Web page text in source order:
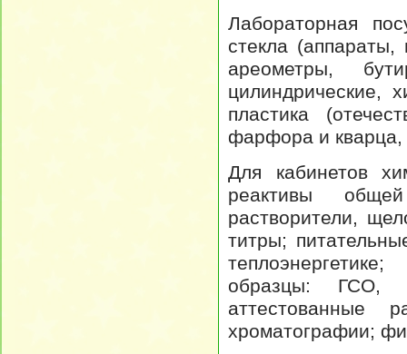
Лабораторная
стекла
ареометры,
цилиндрические,
пластика
фарфора и кварца,
Для кабинетов
реактивы
растворители,
титры;
образцы: ГСО,
аттестованные
хроматографии;